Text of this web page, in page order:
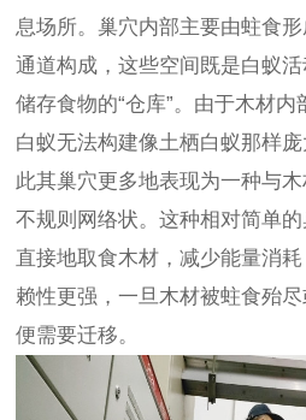
息场所。巢穴内部主要由蛀食
通道构成，这些空间既是白蚁
储存食物的“仓库”。由于木材内
白蚁无法构建像土栖白蚁那样
此其巢穴更多地表现为一种与
不规则网络状。这种相对简单
直接地取食木材，减少能量消
赖性更强，一旦木材被蛀食殆
便需要迁移。